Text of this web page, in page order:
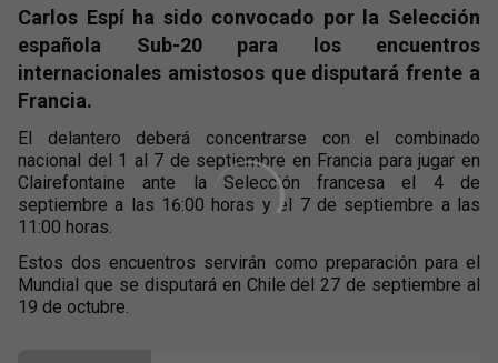
Carlos Espí ha sido convocado por la Selección
española Sub-20 para los encuentros
internacionales amistosos que disputará frente a
Francia.
El delantero deberá concentrarse con el combinado
nacional del 1 al 7 de septiembre en Francia para jugar en
Clairefontaine ante la Selección francesa el 4 de
septiembre a las 16:00 horas y el 7 de septiembre a las
11:00 horas.
Estos dos encuentros servirán como preparación para el
Mundial que se disputará en Chile del 27 de septiembre al
19 de octubre.